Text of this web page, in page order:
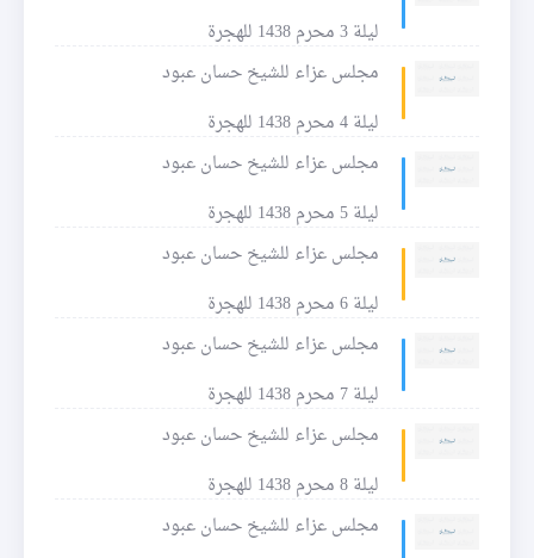
ليلة 3 محرم 1438 للهجرة
مجلس عزاء للشيخ حسان عبود
ليلة 4 محرم 1438 للهجرة
مجلس عزاء للشيخ حسان عبود
ليلة 5 محرم 1438 للهجرة
مجلس عزاء للشيخ حسان عبود
ليلة 6 محرم 1438 للهجرة
مجلس عزاء للشيخ حسان عبود
ليلة 7 محرم 1438 للهجرة
مجلس عزاء للشيخ حسان عبود
ليلة 8 محرم 1438 للهجرة
مجلس عزاء للشيخ حسان عبود